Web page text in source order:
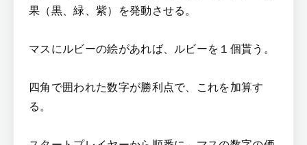
果（黒、緑、紫）を発動させる。
マスにルビーの絵があれば、ルビーを１個貰う。
四角で囲われた数字が勝利点で、これを加算す
る。